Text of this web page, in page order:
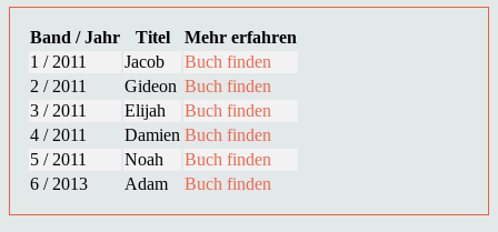
Band / Jahr Titel
Mehr erfahren
1 / 2011
Jacob
Buch finden
2 / 2011
Gideon Buch finden
3 / 2011
Elijah
Buch finden
4 / 2011
Damien Buch finden
5 / 2011
Noah
Buch finden
6 / 2013
Adam Buch finden